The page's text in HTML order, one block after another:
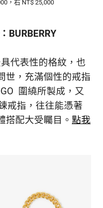
，右 NT$ 25,000
BURBERRY
代表性的格紋，也
世，充滿個性的戒指
圍繞所製成，又
戒指，往往能憑著
搭配大受矚目。 點我